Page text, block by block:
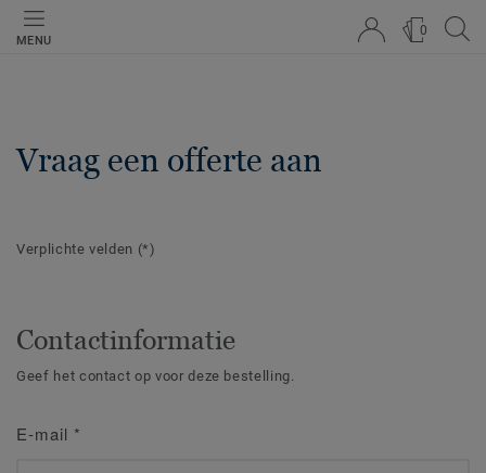
MENU
0
Vraag een offerte aan
Verplichte velden (*)
Contactinformatie
Geef het contact op voor deze bestelling.
E-mail *